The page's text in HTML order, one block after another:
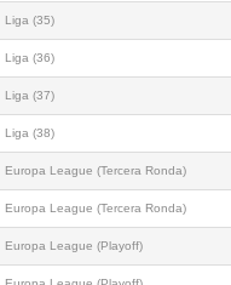
Liga (35)
Liga (36)
Liga (37)
Liga (38)
Europa League (Tercera Ronda)
Europa League (Tercera Ronda)
Europa League (Playoff)